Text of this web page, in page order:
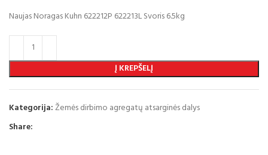
Naujas Noragas Kuhn 622212P 622213L Svoris 6.5kg
Į KREPŠELĮ
Kategorija:Žemės dirbimo agregatų atsarginės dalys
Share: